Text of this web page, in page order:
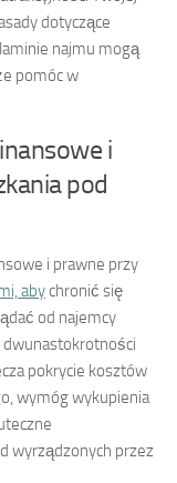
dotyczące
najmu mogą
pomóc w
i
pod
i prawne przy
abychronić się
od najemcy
dwunastokrotności
pokrycie kosztów
wymóg wykupienia
wyrządzonych przez